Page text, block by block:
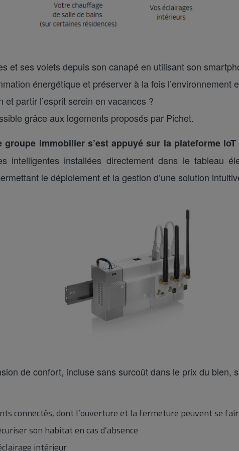
et ses volets depuis son canapé en utilisant son
énergétique et préserver à la fois l’environnement
et partir l’esprit serein en vacances ?
grâce aux logements proposés par Pichet.
immobilier s’est appuyé sur la plateforme IoT
intelligentes installées directement dans le tableau
le déploiement et la gestion d’une solution
de confort, incluse sans surcoût dans le prix du bien,
connectés, dont l’ouverture et la fermeture peuvent se
son habitat en cas d’absence
intérieur